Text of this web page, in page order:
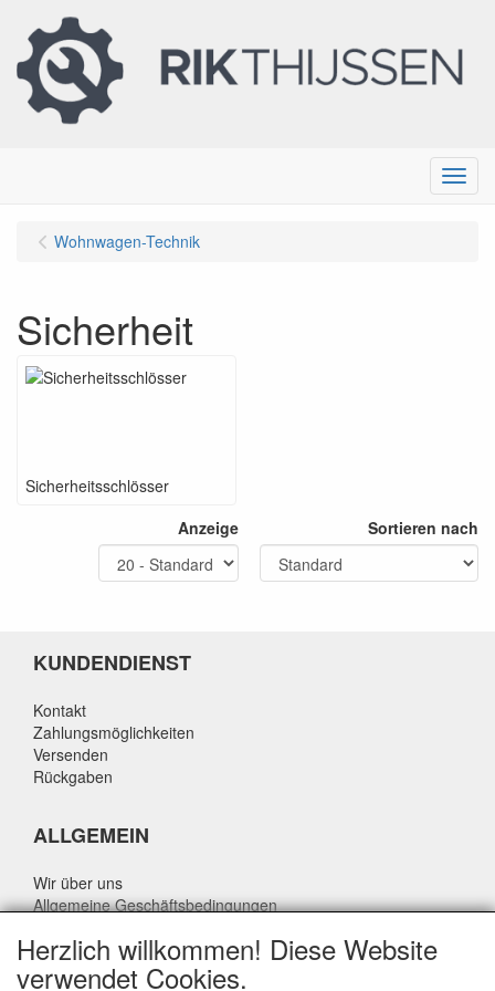
Menu
Wohnwagen-Technik
Sicherheit
Sicherheitsschlösser
Anzeige
Sortieren nach
KUNDENDIENST
Kontakt
Zahlungsmöglichkeiten
Versenden
Rückgaben
ALLGEMEIN
Wir über uns
Allgemeine Geschäftsbedingungen
Haftungsausschluss
Über Rik Thijssen
Herzlich willkommen! Diese Website
verwendet Cookies.